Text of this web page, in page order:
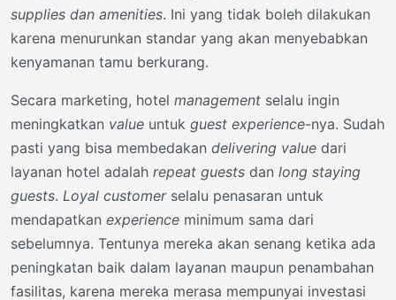
supplies dan amenities. Ini yang tidak boleh dilakukan
karena menurunkan standar yang akan menyebabkan
kenyamanan tamu berkurang.
Secara marketing, hotel management selalu ingin
meningkatkan value untuk guest experience-nya. Sudah
pasti yang bisa membedakan delivering value dari
layanan hotel adalah repeat guests dan long staying
guests. Loyal customerselalu penasaran untuk
mendapatkan experience minimum sama dari
sebelumnya. Tentunya mereka akan senang ketika ada
peningkatan baik dalam layanan maupun penambahan
fasilitas, karena mereka merasa mempunyai investasi